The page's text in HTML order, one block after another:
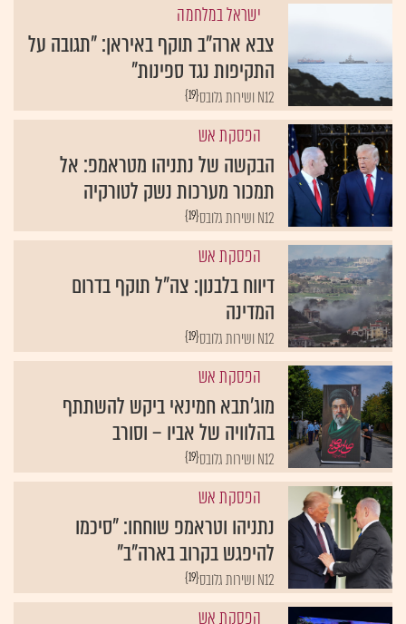
ישראל במלחמה
צבא ארה"ב תוקף באיראן: "תגובה על
התקיפות נגד ספינות"
{19} N12 ושירות גלובס
הפסקת אש
הבקשה של נתניהו מטראמפ: אל
תמכור מערכות נשק לטורקיה
{19} N12 ושירות גלובס
הפסקת אש
דיווח בלבנון: צה"ל תוקף בדרום
המדינה
{19} N12 ושירות גלובס
הפסקת אש
מוג'תבא חמינאי ביקש להשתתף
בהלוויה של אביו – וסורב
{19} N12 ושירות גלובס
הפסקת אש
נתניהו וטראמפ שוחחו: "סיכמו
להיפגש בקרוב בארה"ב"
{19} N12 ושירות גלובס
הפסקת אש